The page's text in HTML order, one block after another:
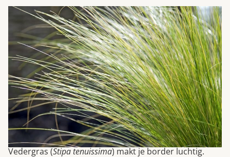
Vedergras (Stipa tenuissima) makt je border luchtig.